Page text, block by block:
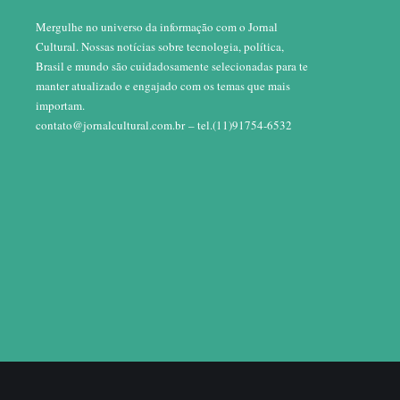
Mergulhe no universo da informação com o Jornal
Cultural. Nossas notícias sobre tecnologia, política,
Brasil e mundo são cuidadosamente selecionadas para te
manter atualizado e engajado com os temas que mais
importam.
contato@jornalcultural.com.br– tel.(11)91754-6532